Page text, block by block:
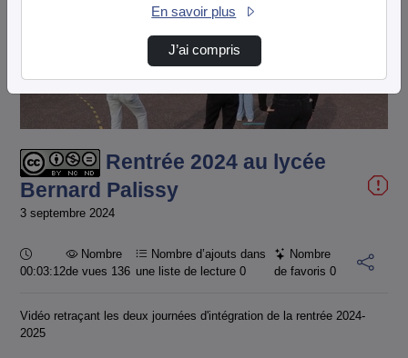
Lire
la
vidéo
Rentrée 2024 au lycée
Bernard Palissy
3 septembre 2024
Durée :
00:03:12
Nombre
de vues 136
Nombre d’ajouts dans
une liste de lecture0
Nombre
de favoris 0
Vidéo retraçant les deux journées d'intégration de la rentrée 2024-
2025
En savoir plus
J’ai compris